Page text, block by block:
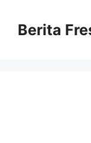
contentBerita